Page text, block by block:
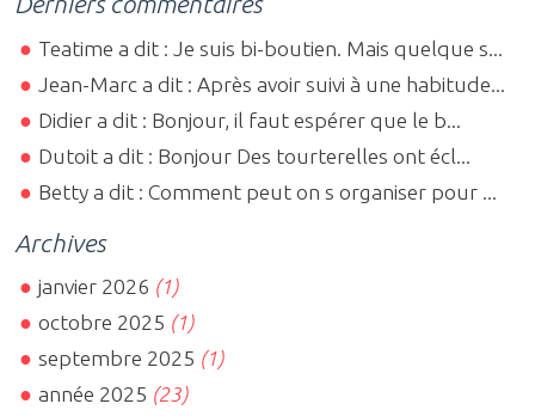
Teatime a dit : Je suis bi-boutien. Mais quelque s...
Jean-Marc a dit : Après avoir suivi à une habitude...
Didier a dit : Bonjour, il faut espérer que le b...
Dutoit a dit : Bonjour Des tourterelles ont écl...
Betty a dit : Comment peut on s organiser pour ...
Archives
janvier 2026 (1)
octobre 2025 (1)
septembre 2025 (1)
année 2025 (23)